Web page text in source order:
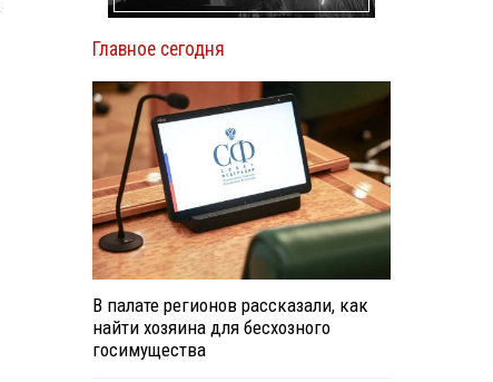
Главное сегодня
В палате регионов рассказали, как
найти хозяина для бесхозного
госимущества